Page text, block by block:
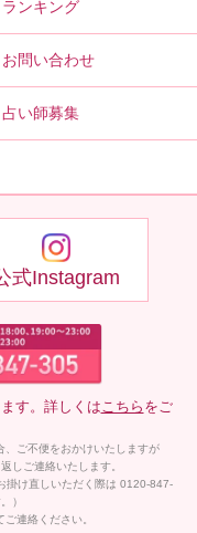
ランキング
お問い合わせ
占い師募集
式Instagram
す。詳しくは こちら をご
ご不便をおかけいたしますが
しご連絡いたします。
掛け直しいただく際は 0120-847-
）
連絡ください。